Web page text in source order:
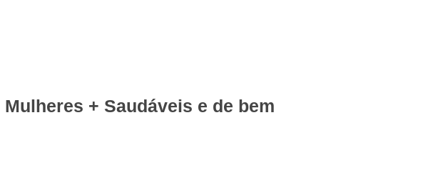
Mulheres + Saudáveis e de bem